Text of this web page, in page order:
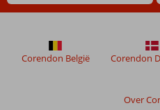
meer
om
de
Over
Corendon België Corendon